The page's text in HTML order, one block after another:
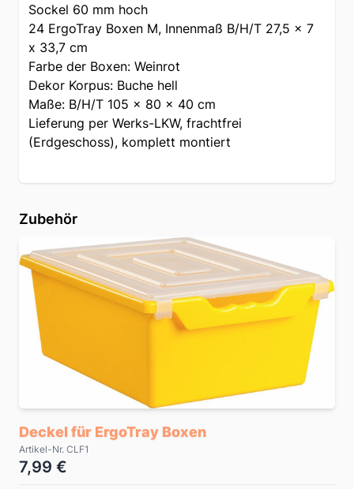
Sockel 60 mm hoch
24 ErgoTray Boxen M, Innenmaß B/H/T 27,5 x 7
x 33,7 cm
Farbe der Boxen: Weinrot
Dekor Korpus: Buche hell
Maße: B/H/T 105 x 80 x 40 cm
Lieferung per Werks-LKW, frachtfrei
(Erdgeschoss), komplett montiert
Zubehör
Deckel für ErgoTray Boxen
Artikel-Nr. CLF1
7,99 €